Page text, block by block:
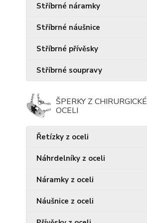
Stříbrné náramky
Stříbrné náušnice
Stříbrné přívěsky
Stříbrné soupravy
ŠPERKY Z CHIRURGICKÉ
OCELI
Řetízky z oceli
Náhrdelníky z oceli
Náramky z oceli
Náušnice z oceli